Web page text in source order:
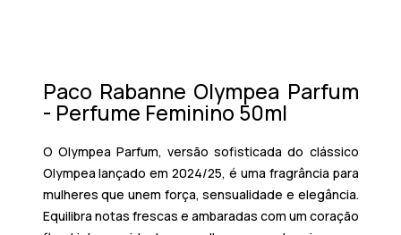
Paco Rabanne Olympea Parfum
- Perfume Feminino 50ml
O Olympea Parfum, versão sofisticada do clássico
Olympea lançado em 2024/25, é uma fragrância para
mulheres que unem força, sensualidade e elegância.
Equilibra notas frescas e ambaradas com um coração